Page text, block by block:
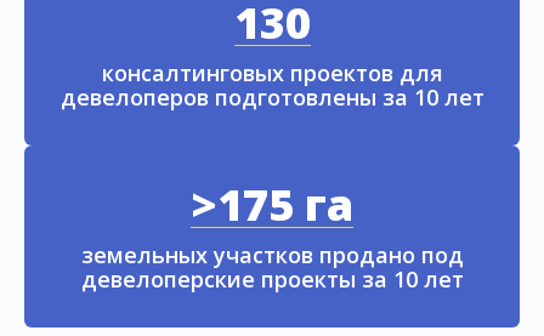
130
консалтинговых проектов для
девелоперов подготовлены за 10 лет
>175 га
земельных участков продано под
девелоперские проекты за 10 лет